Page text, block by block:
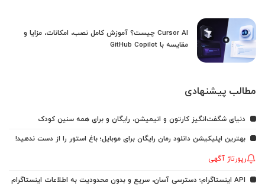
Cursor AI چیست؟ آموزش کامل نصب، امکانات، مزایا و
مقایسه با GitHub Copilot
مطالب پیشنهادی
دنیای شگفت‌انگیز کارتون و انیمیشن، رایگان و برای همه سنین کودک
بهترین اپلیکیشن دانلود رمان رایگان برای موبایل؛ باغ استور را از دست ندهید!
رپورتاژ آگهی
API اینستاگرام؛ دسترسی آسان، سریع و بدون محدودیت به اطلاعات اینستاگرام